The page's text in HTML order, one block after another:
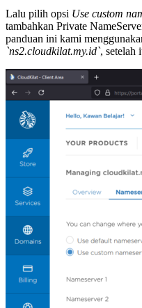
Lalu pilih opsi Use custom
tambahkan Private
panduan ini kami
`ns2.cloudkilat.my.id`, setelah